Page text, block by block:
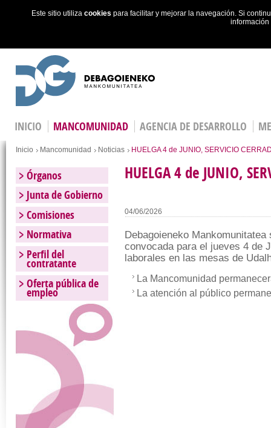
Este sitio utiliza cookies para facilitar y mejorar la navegación. Si
INICIO MANCOMUNIDAD AGENCIA DE DESARROLLO
Estás en
Inicio Mancomunidad Noticias HUELGA 4 de JUNIO, SERVICIO
HUELGA 4 de JUNIO,
04/06/2026
Debagoieneko
convocada para el jueves 4 de
laborales en las mesas de
La Mancomunidad
La atención al público
Órganos
Junta de Gobierno
Comisiones
Normativa
Perfil del
contratante
Oferta pública de
empleo